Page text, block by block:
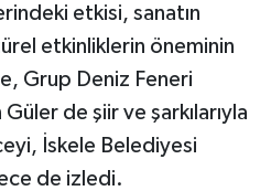
etkisi, sanatın
etkinliklerin öneminin
Grup Deniz Feneri
de şiir ve şarkılarıyla
İskele Belediyesi
de izledi.